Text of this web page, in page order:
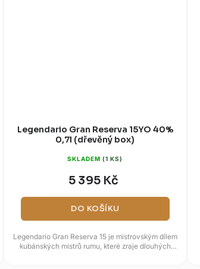
Legendario Gran Reserva 15YO 40%
0,7l (dřevěný box)
SKLADEM(1 KS)
5 395 Kč
DO KOŠÍKU
Legendario Gran Reserva 15 je mistrovským dílem
kubánských mistrů rumu, které zraje dlouhých